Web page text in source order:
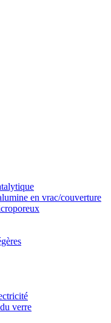
en vrac/couverture
verre